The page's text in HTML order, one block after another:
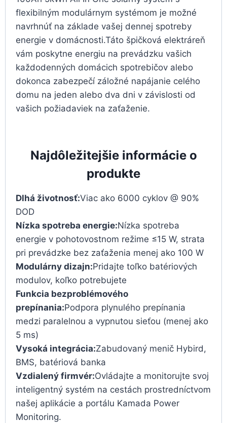
flexibilným modulárnym systémom je možné
navrhnúť na základe vašej dennej spotreby
energie v domácnosti.Táto špičková elektráreň
vám poskytne energiu na prevádzku vašich
každodenných domácich spotrebičov alebo
dokonca zabezpečí záložné napájanie celého
domu na jeden alebo dva dni v závislosti od
vašich požiadaviek na zaťaženie.
Najdôležitejšie informácie o
produkte
Dlhá životnosť:Viac ako 6000 cyklov @ 90%
DOD
Nízka spotreba energie:Nízka spotreba
energie v pohotovostnom režime ≤15 W, strata
pri prevádzke bez zaťaženia menej ako 100 W
Modulárny dizajn:Pridajte toľko batériových
modulov, koľko potrebujete
Funkcia bezproblémového
prepínania:Podpora plynulého prepínania
medzi paralelnou a vypnutou sieťou (menej ako
5 ms)
Vysoká integrácia:Zabudovaný menič Hybird,
BMS, batériová banka
Vzdialený firmvér:Ovládajte a monitorujte svoj
inteligentný systém na cestách prostredníctvom
našej aplikácie a portálu Kamada Power
Monitoring.